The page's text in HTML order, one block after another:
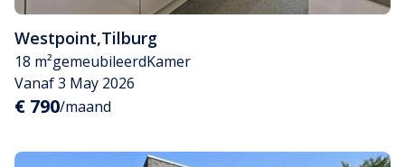
Westpoint,Tilburg
18 m²gemeubileerdKamer
Vanaf 3 May 2026
€ 790/maand